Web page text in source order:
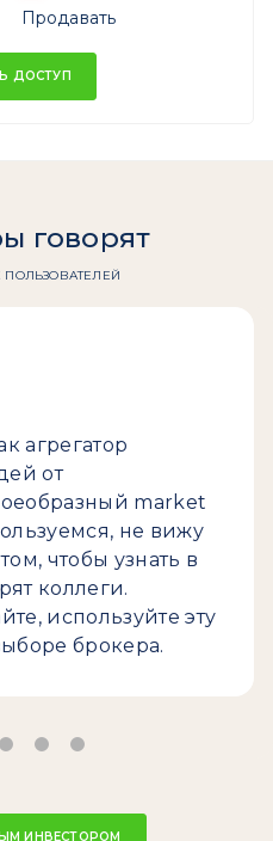
Продавать
ДОСТУП
говорят
агрегатор
от
market
не вижу
чтобы узнать в
коллеги.
используйте эту
брокера.
ИНВЕСТОРОМ